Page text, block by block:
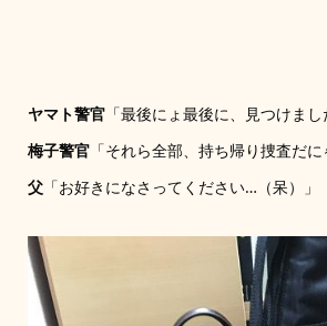
ヤマト警官「最後にょ最後に、見つけまし
梅子警官「それら全部、持ち帰り捜査だに
父「お好きになさってください…（呆）」